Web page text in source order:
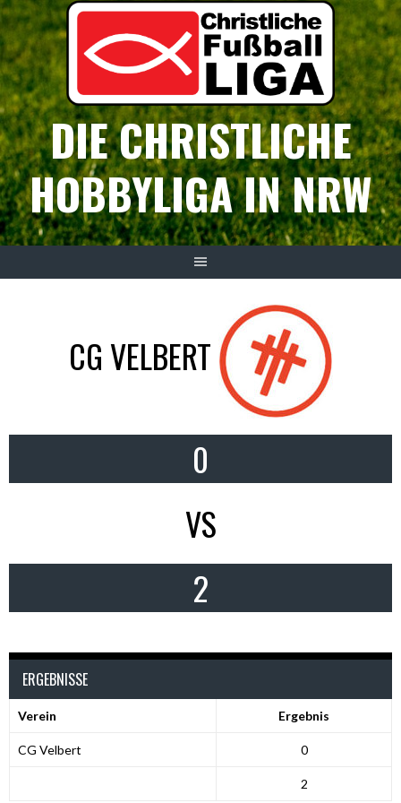
Springe
zum
Inhalt
DIE CHRISTLICHE
HOBBYLIGA IN NRW
CG VELBERT
0
VS
2
ERGEBNISSE
Verein Ergebnis
CG Velbert 0
2